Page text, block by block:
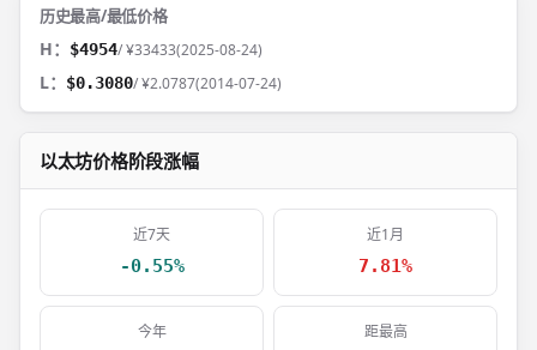
历史最高/最低价格
H： $4954/ ¥33433(2025-08-24)
L： $0.3080/ ¥2.0787(2014-07-24)
以太坊价格阶段涨幅
近7天
-0.55%
近1月
7.81%
今年 距最高